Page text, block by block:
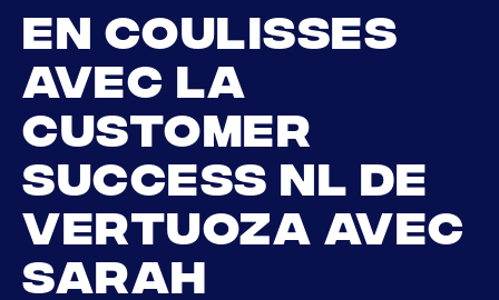
En coulisses
avec la
Customer
Success NL de
Vertuoza avec
Sarah